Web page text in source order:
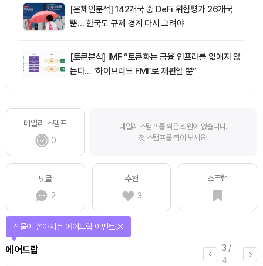
[온체인분석] 142개국 중 DeFi 위험평가 26개국
뿐… 한국도 규제 경계 다시 그려야
[토큰분석] IMF “토큰화는 금융 인프라를 없애지 않
는다… ‘하이브리드 FMI’로 재편할 뿐”
데일리 스탬프
0
데일리 스탬프를 찍은 회원이 없습니다.
첫 스탬프를 찍어 보세요!
댓글
2
추천
3
스크랩
4 /
4
퀴즈
퀴즈풀고 선물 받자!